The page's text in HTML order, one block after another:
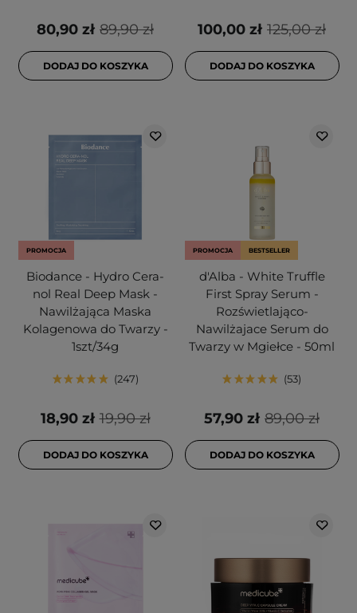
89,90 zł
80,90 zł
DODAJ DO KOSZYKA
125,00 zł
100,00 zł
DODAJ DO KOSZYKA
PROMOCJA
Biodance - Hydro Cera-
nol Real Deep Mask -
Nawilżająca Maska
Kolagenowa do Twarzy -
1szt/34g
247
19,90 zł
18,90 zł
DODAJ DO KOSZYKA
PROMOCJA BESTSELLER
d'Alba - White Truffle
First Spray Serum -
Rozświetlająco-
Nawilżajace Serum do
Twarzy w Mgiełce - 50ml
53
89,00 zł
57,90 zł
DODAJ DO KOSZYKA